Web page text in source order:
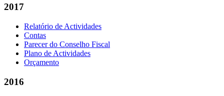
2017
Relatório de Actividades
Contas
Parecer do Conselho Fiscal
Plano de Actividades
Orçamento
2016